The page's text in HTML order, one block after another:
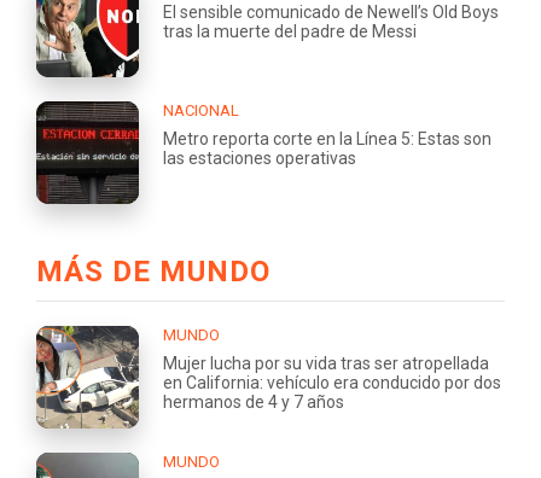
El sensible comunicado de Newell’s Old Boys
tras la muerte del padre de Messi
NACIONAL
Metro reporta corte en la Línea 5: Estas son
las estaciones operativas
MÁS DE MUNDO
MUNDO
Mujer lucha por su vida tras ser atropellada
en California: vehículo era conducido por dos
hermanos de 4 y 7 años
MUNDO